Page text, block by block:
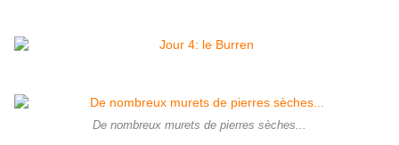
De nombreux murets de pierres sèches...